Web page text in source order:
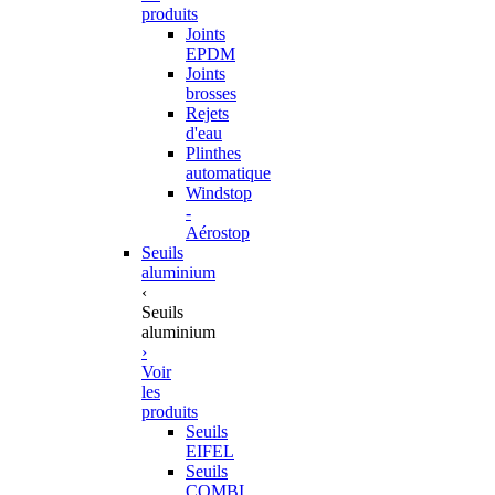
produits
Joints
EPDM
Joints
brosses
Rejets
d'eau
Plinthes
automatique
Windstop
-
Aérostop
Seuils
aluminium
‹
Seuils
aluminium
›
Voir
les
produits
Seuils
EIFEL
Seuils
COMBI